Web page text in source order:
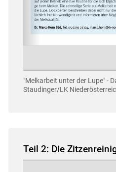
"Melkarbeit unter der Lupe" -
Staudinger/LK
Teil 2: Die